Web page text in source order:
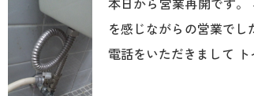
を感じながらの営業で
電話をいただきまして